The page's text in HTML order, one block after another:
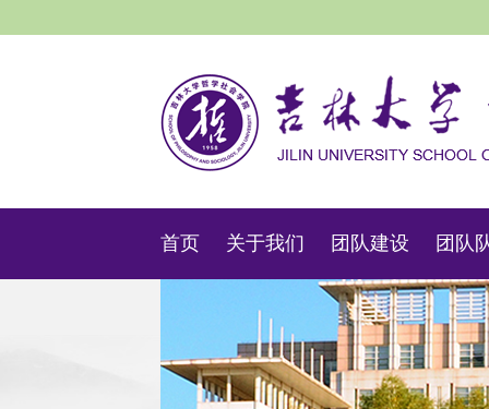
首页 关于我们 团队建设 团队